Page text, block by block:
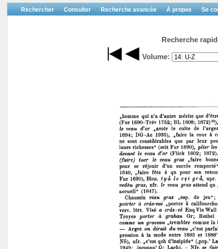
Rechercher Consulter Recherche avancée À propos Se
Recherche
Volume: